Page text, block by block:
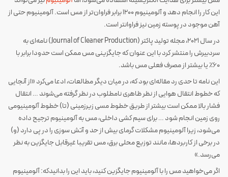
این کار را انجام دهد و آلومینیوم 1200 برابر فراوان‌تر از مس است. آلومینیوم حتی از
آهن موجود در پوسته زمین نیز فراوانتر است.
در سال 2021، مجله تولید پاک‎تر (Journal of Cleaner Production) نامه‌ای به
سردبیرش را منتشر کرد با این عنوان که جایگزینی مس ممکن است حدودا برابر با
60٪ یا بیشتر از مصرف فعلی مس باشد.
این نامه تا حدی رد مقاله‌ای بود که، در میان دیگر مطالعات، ادعا می‌کرد «از آنجایی
که خطوط انتقال هوایی از نظر ظاهری نامطلوب در نظر گرفته می‌شوند … انتقال
فشار بالا ممکن است بیشتر از طریق خطوط مسی زیرزمینی (تا) خطوط آلومینیومی
‌روی زمین انجام شود … برای سیم کشی داخلی، مس به آلومینیوم ترجیح داده
می‌شود، زیرا آلومینیوم مشکلات گرمای بیش از حد و آتش سوزی را در پی دارد (و)
در برخی از کاربردها، مانند توزیع محلی برق، مس تقریبا غیرقابل جایگزین به نظر
می‌رسد.»
اگر می‌خواهید مس را با آلومینیوم جایگزین کنید، باید این را بدانیدکه: آلومینیوم